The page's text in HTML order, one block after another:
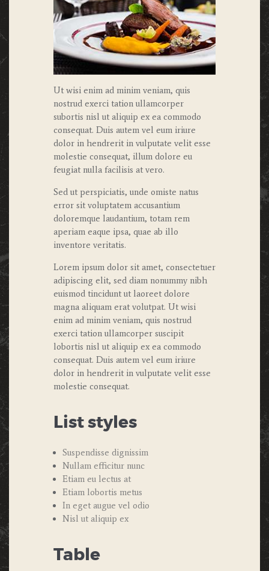
Ut wisi enim ad minim veniam, quis
nostrud exerci tation ullamcorper
subortis nisl ut aliquip ex ea commodo
consequat. Duis autem vel eum iriure
dolor in hendrerit in vulputate velit esse
molestie consequat, illum dolore eu
feugiat nulla facilisis at vero.
Sed ut perspiciatis, unde omiste natus
error sit voluptatem accusantium
doloremque laudantium, totam rem
aperiam eaque ipsa, quae ab illo
inventore veritatis.
Lorem ipsum dolor sit amet, consectetuer
adipiscing elit, sed diam nonummy nibh
euismod tincidunt ut laoreet dolore
magna aliquam erat volutpat. Ut wisi
enim ad minim veniam, quis nostrud
exerci tation ullamcorper suscipit
lobortis nisl ut aliquip ex ea commodo
consequat. Duis autem vel eum iriure
dolor in hendrerit in vulputate velit esse
molestie consequat.
List styles
Suspendisse dignissim
Nullam efficitur nunc
Etiam eu lectus at
Etiam lobortis metus
In eget augue vel odio
Nisl ut aliquip ex
Table